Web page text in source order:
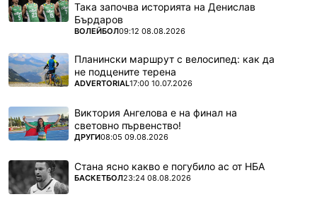
Така започва историята на Денислав
Бърдаров
ПОВЕЧЕ ОТ
ВОЛЕЙБОЛ09:12 08.08.2026
Планински маршрут с велосипед: как да
не подцените терена
ПОВЕЧЕ ОТ
ADVERTORIAL17:00 10.07.2026
Виктория Ангелова е на финал на
световно първенство!
ПОВЕЧЕ ОТ
ДРУГИ08:05 09.08.2026
Стана ясно какво е погубило ас от НБА
ПОВЕЧЕ ОТ
БАСКЕТБОЛ23:24 08.08.2026